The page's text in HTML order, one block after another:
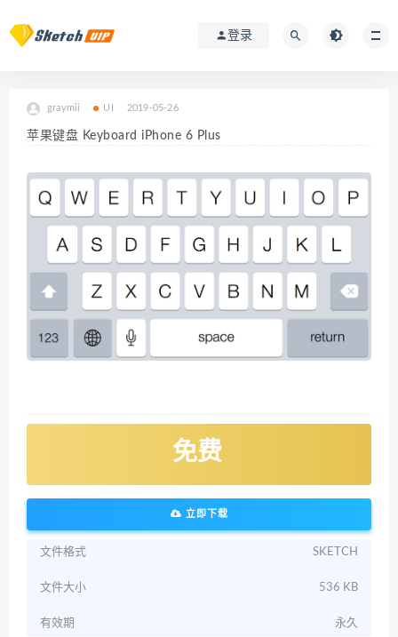
登录
graymii UI 2019-05-26
苹果键盘 Keyboard iPhone 6 Plus
免费
立即下载
文件格式 SKETCH
文件大小 536 KB
有效期 永久